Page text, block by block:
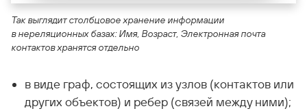
Так выглядит столбцовое хранение информации
в нереляционных базах: Имя, Возраст, Электронная почта
контактов хранятся отдельно
в виде граф, состоящих из узлов (контактов или
других объектов) и ребер (связей между ними);